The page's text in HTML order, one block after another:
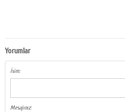
Yorumlar
İsim:
Mesajınız: